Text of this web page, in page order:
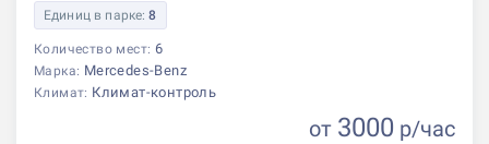
Единиц в парке:8
Количество мест: 6
Марка: Mercedes-Benz
Климат: Климат-контроль
от 3000 р/час